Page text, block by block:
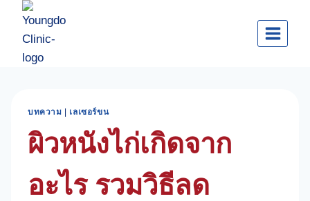
content
บทความ เลเซอร์ขน
ผิวหนังไก่เกิดจาก
อะไร รวมวิธีลด